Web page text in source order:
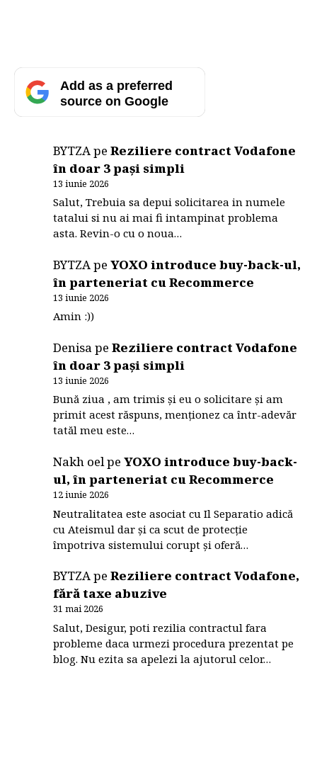
Add as a preferred
source on Google
BYTZApeReziliere contract Vodafone
în doar 3 pași simpli
13 iunie 2026
Salut, Trebuia sa depui solicitarea in numele
tatalui si nu ai mai fi intampinat problema
asta. Revin-o cu o noua…
BYTZApeYOXO introduce buy-back-ul,
în parteneriat cu Recommerce
13 iunie 2026
Amin :))
DenisapeReziliere contract Vodafone
în doar 3 pași simpli
13 iunie 2026
Bună ziua , am trimis și eu o solicitare și am
primit acest răspuns, menționez ca într-adevăr
tatăl meu este…
Nakh oelpeYOXO introduce buy-back-
ul, în parteneriat cu Recommerce
12 iunie 2026
Neutralitatea este asociat cu Il Separatio adică
cu Ateismul dar și ca scut de protecție
împotriva sistemului corupt și oferă…
BYTZApeReziliere contract Vodafone,
fără taxe abuzive
31 mai 2026
Salut, Desigur, poti rezilia contractul fara
probleme daca urmezi procedura prezentat pe
blog. Nu ezita sa apelezi la ajutorul celor…